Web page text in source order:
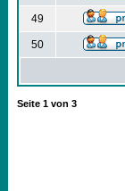
49
50
Seite 1 von 3